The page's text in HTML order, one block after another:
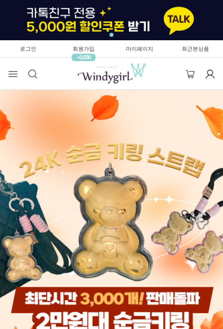
로그인
회원가입
+2,000
마이페이지 최근본상품